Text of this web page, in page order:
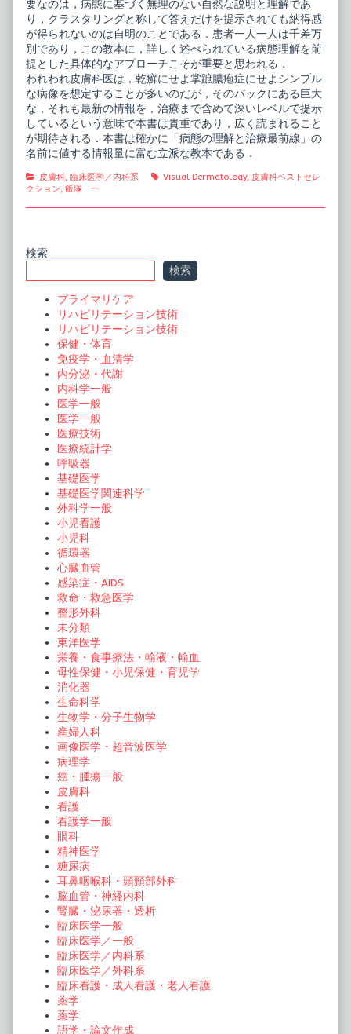
療
最
前
線,
要なのは，病態に基づく無理のない自然な説明と理解であ
り，クラスタリングと称して答えだけを提示されても納得感
が得られないのは自明のことである．患者一人一人は千差万
別であり，この教本に，詳しく述べられている病態理解を前
提とした具体的なアプローチこそが重要と思われる．
われわれ皮膚科医は，乾癬にせよ掌蹠膿疱症にせよシンプル
な病像を想定することが多いのだが，そのバックにある巨大
な，それも最新の情報を，治療まで含めて深いレベルで提示
しているという意味で本書は貴重であり，広く読まれること
が期待される．本書は確かに「病態の理解と治療最前線」の
名前に値する情報量に富む立派な教本である．
Categories
皮膚科, 臨床医学／内科系 Tags
Visual Dermatology, 皮膚科ベストセレ
クション, 飯塚 一
Primary
Sidebar
検索
検索
プライマリケア
リハビリテーション技術
リハビリテーション技術
保健・体育
免疫学・血清学
内分泌・代謝
内科学一般
医学一般
医学一般
医療技術
医療統計学
呼吸器
基礎医学
基礎医学関連科学
外科学一般
小児看護
小児科
循環器
心臓血管
感染症・AIDS
救命・救急医学
整形外科
未分類
東洋医学
栄養・食事療法・輸液・輸血
母性保健・小児保健・育児学
消化器
生命科学
生物学・分子生物学
産婦人科
画像医学・超音波医学
病理学
癌・腫瘍一般
皮膚科
看護
看護学一般
眼科
精神医学
糖尿病
耳鼻咽喉科・頭頸部外科
脳血管・神経内科
腎臓・泌尿器・透析
臨床医学一般
臨床医学／一般
臨床医学／内科系
臨床医学／外科系
臨床看護・成人看護・老人看護
薬学
薬学
語学・論文作成